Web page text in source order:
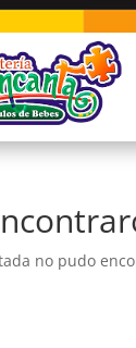
no pudo